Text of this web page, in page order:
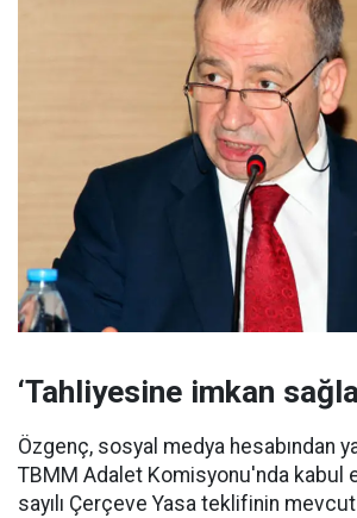
‘Tahliyesine imkan
Özgenç, sosyal medya hesabından
TBMM Adalet Komisyonu'nda kabul
sayılı Çerçeve Yasa teklifinin